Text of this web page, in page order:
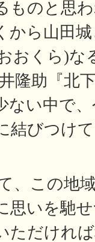
ものと思
から山田
おくら)な
隆助『北
ない中で
結びつけ
、この地
思いを馳
ただけれ